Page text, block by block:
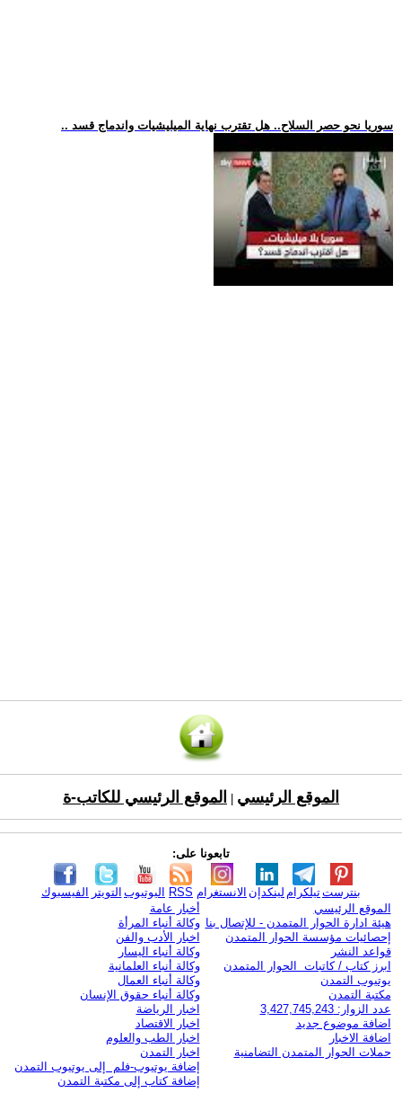
.. سوريا نحو حصر السلاح.. هل تقترب نهاية الميليشيات واندماج قسد
الموقع الرئيسي الموقع الرئيسي للكاتب-ة
تابعونا على:
الفيسبوك التويتر اليوتيوب RSS الانستغرام لينكدإن تيلكرامبنترست
الموقع الرئيسي
هيئة ادارة الحوار المتمدن - للإتصال بنا
إحصائيات مؤسسة الحوار المتمدن
قواعد النشر
ابرز كتاب / كاتبات الحوار المتمدن
يوتيوب التمدن
مكتبة التمدن
عدد الزوار: 3,427,745,243
اضافة موضوع جديد
اضافة الاخبار
حملات الحوار المتمدن التضامنية
أخبار عامة
وكالة أنباء المرأة
اخبار الأدب والفن
وكالة أنباء اليسار
وكالة أنباء العلمانية
وكالة أنباء العمال
وكالة أنباء حقوق الإنسان
اخبار الرياضة
اخبار الاقتصاد
اخبار الطب والعلوم
اخبار التمدن
إضافة يوتيوب-فلم إلى يوتيوب التمدن
إضافة كتاب إلى مكتبة التمدن